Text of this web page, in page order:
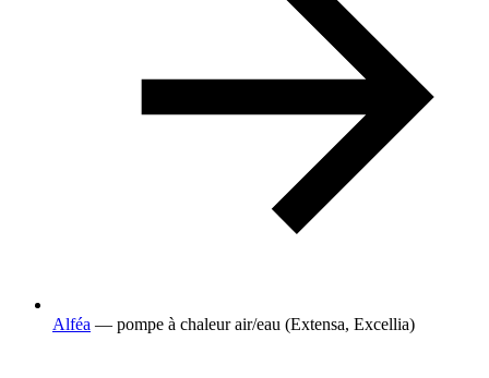
Alféa — pompe à chaleur air/eau (Extensa, Excellia)